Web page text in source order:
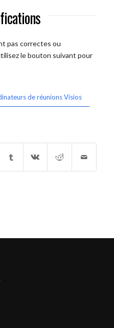
pas correctes ou
le bouton suivant pour
de réunions Visios